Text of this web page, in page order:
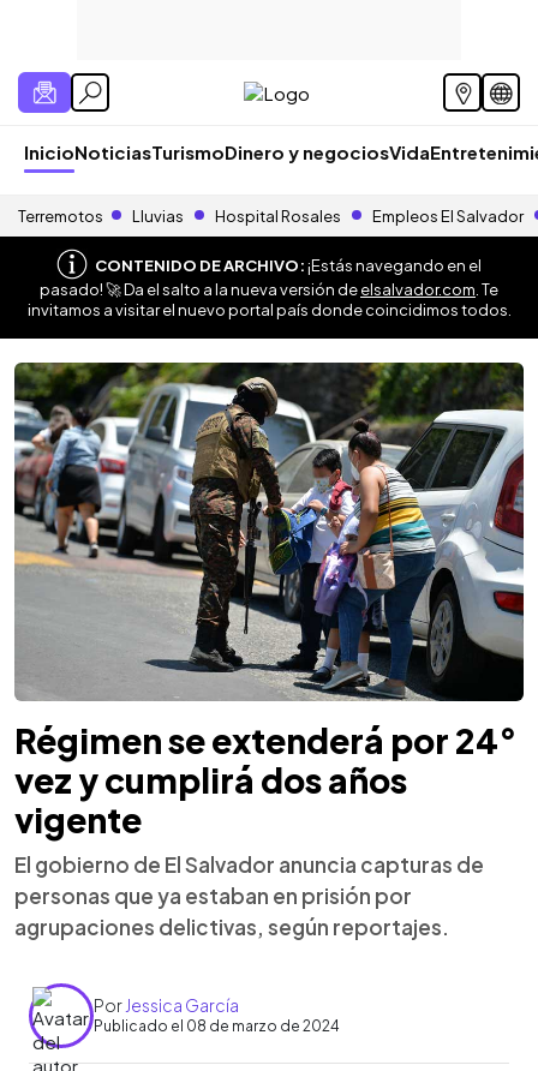
InicioNoticiasTurismoDinero y negociosVida
Terremotos Lluvias Hospital Rosales Empleos El Salvador
CONTENIDO DE ARCHIVO:¡Estás navegando en el
pasado! 🚀 Da el salto a la nueva versión deelsalvador.com . Te
invitamos a visitar el nuevo portal país donde coincidimos todos.
Régimen se extenderá por 24°
vez y cumplirá dos años
vigente
El gobierno de El Salvador anuncia capturas de
personas que ya estaban en prisión por
agrupaciones delictivas, según reportajes.
Por Jessica García
Publicado el 08 de marzo de 2024